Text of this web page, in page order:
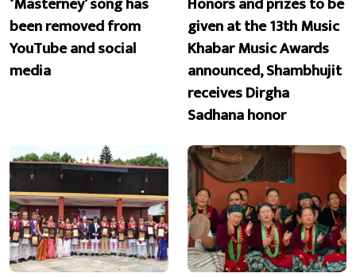
been removed from
YouTube and social
media
given at the 13th Music
Khabar Music Awards
announced, Shambhujit
receives Dirgha
Sadhana honor